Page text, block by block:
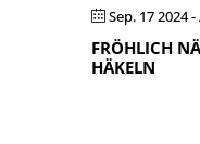
Sep. 17 2024-
FRÖHLICH
HÄKELN